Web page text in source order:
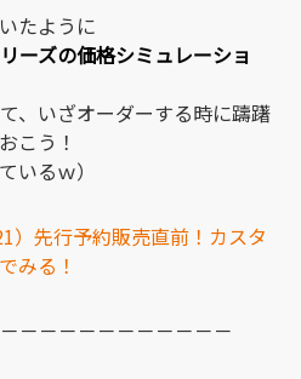
たように
ーズの価格シミュレーショ
、いざオーダーする時に躊躇
こう！
いるｗ）
）先行予約販売直前！カスタ
みる！
－－－－－－－－－－－